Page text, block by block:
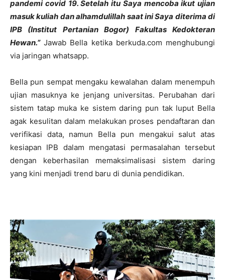
pandemi covid 19. Setelah itu Saya mencoba ikut ujian
masuk kuliah dan alhamdulillah saat ini Saya diterima di
IPB (Institut Pertanian Bogor) Fakultas Kedokteran
Hewan.” Jawab Bella ketika berkuda.com menghubungi
via jaringan whatsapp.
Bella pun sempat mengaku kewalahan dalam menempuh
ujian masuknya ke jenjang universitas. Perubahan dari
sistem tatap muka ke sistem daring pun tak luput Bella
agak kesulitan dalam melakukan proses pendaftaran dan
verifikasi data, namun Bella pun mengakui salut atas
kesiapan IPB dalam mengatasi permasalahan tersebut
dengan keberhasilan memaksimalisasi sistem daring
yang kini menjadi trend baru di dunia pendidikan.